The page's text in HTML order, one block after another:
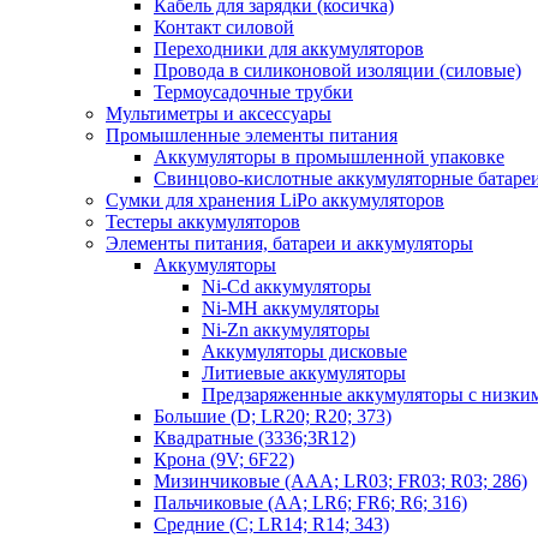
Кабель для зарядки (косичка)
Контакт силовой
Переходники для аккумуляторов
Провода в силиконовой изоляции (силовые)
Термоусадочные трубки
Мультиметры и аксессуары
Промышленные элементы питания
Аккумуляторы в промышленной упаковке
Свинцово-кислотные аккумуляторные
Сумки для хранения LiPo аккумуляторов
Тестеры аккумуляторов
Элементы питания, батареи и аккумуляторы
Аккумуляторы
Ni-Cd аккумуляторы
Ni-MH аккумуляторы
Ni-Zn аккумуляторы
Аккумуляторы дисковые
Литиевые аккумуляторы
Предзаряженные аккумуляторы с
Большие (D; LR20; R20; 373)
Квадратные (3336;3R12)
Крона (9V; 6F22)
Мизинчиковые (AAA; LR03; FR03; R03; 286)
Пальчиковые (AA; LR6; FR6; R6; 316)
Средние (C; LR14; R14; 343)